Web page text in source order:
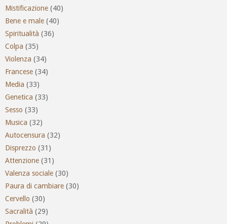
Mistificazione (40)
Bene e male (40)
Spiritualità (36)
Colpa (35)
Violenza (34)
Francese (34)
Media (33)
Genetica (33)
Sesso (33)
Musica (32)
Autocensura (32)
Disprezzo (31)
Attenzione (31)
Valenza sociale (30)
Paura di cambiare (30)
Cervello (30)
Sacralità (29)